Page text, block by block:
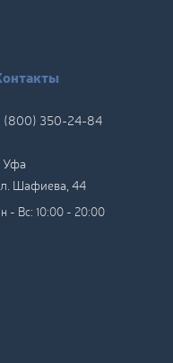
(800) 350-24-84
Уфа
Шафиева, 44
- Вс: 10:00 - 20:00